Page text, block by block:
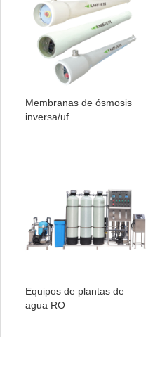
Membranas de ósmosis
inversa/uf
Equipos de plantas de
agua RO